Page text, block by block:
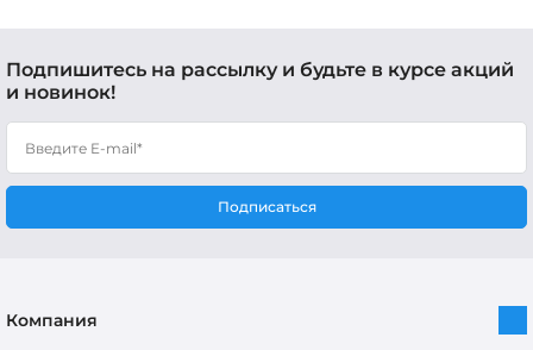
Подпишитесь на рассылку и будьте в курсе акций
и новинок!
Подписаться
Компания